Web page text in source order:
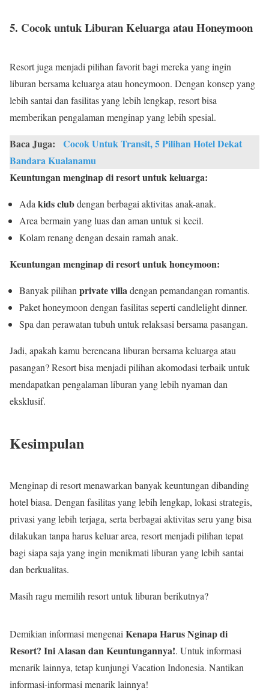
5. Cocok untuk Liburan Keluarga atau Honeymoon
Resort juga menjadi pilihan favorit bagi mereka yang ingin
liburan bersama keluarga atau honeymoon. Dengan konsep yang
lebih santai dan fasilitas yang lebih lengkap, resort bisa
memberikan pengalaman menginap yang lebih spesial.
Baca Juga:
Cocok Untuk Transit, 5 Pilihan Hotel Dekat
Bandara Kualanamu
Keuntungan menginap di resort untuk keluarga:
Ada kids clubdengan berbagai aktivitas anak-anak.
Area bermain yang luas dan aman untuk si kecil.
Kolam renang dengan desain ramah anak.
Keuntungan menginap di resort untuk honeymoon:
Banyak pilihan private villa dengan pemandangan romantis.
Paket honeymoon dengan fasilitas seperti candlelight dinner.
Spa dan perawatan tubuh untuk relaksasi bersama pasangan.
Jadi, apakah kamu berencana liburan bersama keluarga atau
pasangan? Resort bisa menjadi pilihan akomodasi terbaik untuk
mendapatkan pengalaman liburan yang lebih nyaman dan
eksklusif.
Kesimpulan
Menginap di resort menawarkan banyak keuntungan dibanding
hotel biasa. Dengan fasilitas yang lebih lengkap, lokasi strategis,
privasi yang lebih terjaga, serta berbagai aktivitas seru yang bisa
dilakukan tanpa harus keluar area, resort menjadi pilihan tepat
bagi siapa saja yang ingin menikmati liburan yang lebih santai
dan berkualitas.
Masih ragu memilih resort untuk liburan berikutnya?
Demikian informasi mengenai Kenapa Harus Nginap di
Resort? Ini Alasan dan Keuntungannya!. Untuk informasi
menarik lainnya, tetap kunjungi Vacation Indonesia. Nantikan
informasi-informasi menarik lainnya!